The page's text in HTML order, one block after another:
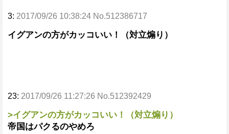
3: 2017/09/26 10:38:24 No.512386717
イグアンの方がカッコいい！（対立煽り）
23: 2017/09/26 11:27:26 No.512392429
>イグアンの方がカッコいい！（対立煽り）
帝国はパクるのやめろ